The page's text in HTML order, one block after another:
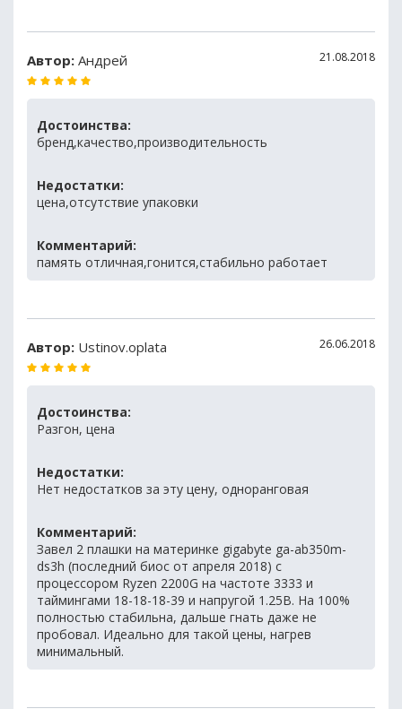
Автор: Андрей 21.08.2018
Достоинства:
бренд,качество,производительность
Недостатки:
цена,отсутствие упаковки
Комментарий:
память отличная,гонится,стабильно работает
Автор: Ustinov.oplata 26.06.2018
Достоинства:
Разгон, цена
Недостатки:
Нет недостатков за эту цену, одноранговая
Комментарий:
Завел 2 плашки на материнке gigabyte ga-ab350m-
ds3h (последний биос от апреля 2018) с
процессором Ryzen 2200G на частоте 3333 и
таймингами 18-18-18-39 и напругой 1.25В. На 100%
полностью стабильна, дальше гнать даже не
пробовал. Идеально для такой цены, нагрев
минимальный.